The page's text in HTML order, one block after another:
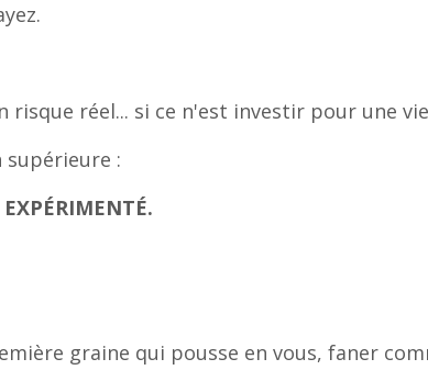
risque réel... si ce n'est investir pour une
supérieure :
graine qui pousse en vous, faner